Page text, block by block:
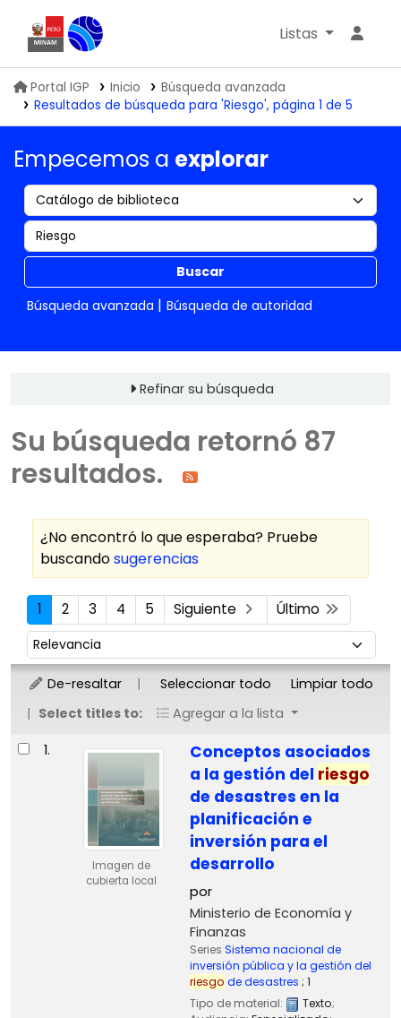
Biblioteca IGP
Listas
Portal IGP Inicio
Búsqueda avanzada
Resultados de búsqueda para 'Riesgo', página 1 de 5
Empecemos a explorar
Buscar
Búsqueda avanzada
Búsqueda de autoridad
Refinar su búsqueda
Su búsqueda retornó 87
resultados.
¿No encontró lo que esperaba? Pruebe
buscandosugerencias
Ordenar
1 2 3 4 5 Siguiente Último
Ordenar por:
De-resaltar Seleccionar todo
Limpiar todo
Select titles to:
Agregar a la lista
Resultados
1.
Imagen de
cubierta local
Conceptos asociados
a la gestión del riesgo
de desastres en la
planificación e
inversión para el
desarrollo
por
Ministerio de Economía y
Finanzas
Series Sistema nacional de
inversión pública y la gestión del
riesgo de desastres ; 1
Tipo de material:
Texto;